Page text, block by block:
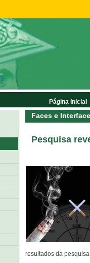
Faces e
Pesquisa
resultados da
Página Inicial